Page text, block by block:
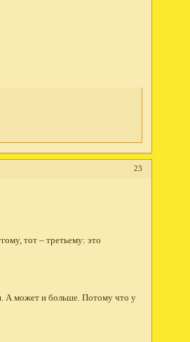
23
тот – третьему: это
А может и больше. Потому что у